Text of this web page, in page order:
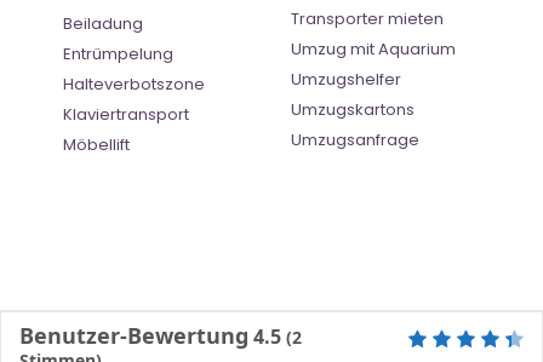
Beiladung
Entrümpelung
Halteverbotszone
Klaviertransport
Möbellift
Transporter mieten
Umzug mit Aquarium
Umzugshelfer
Umzugskartons
Umzugsanfrage
Benutzer-Bewertung 4.5 (2